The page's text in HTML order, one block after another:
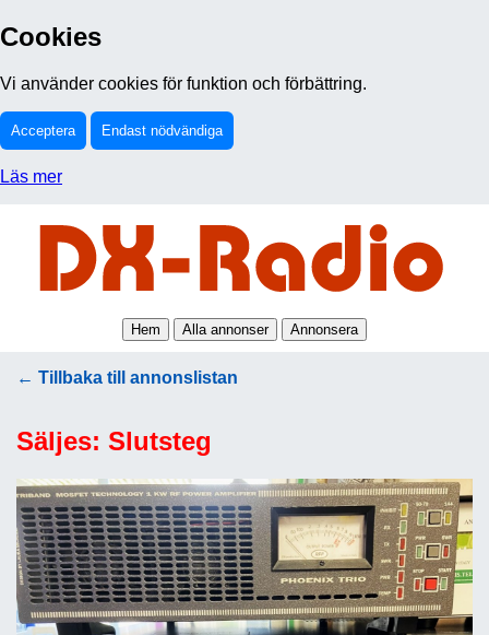
Cookies
Vi använder cookies för funktion och förbättring.
Acceptera Endast nödvändiga
Läs mer
Hem Alla annonser Annonsera
← Tillbaka till annonslistan
Säljes: Slutsteg